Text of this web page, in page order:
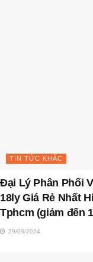
TIN TỨC KHÁC
Đại Lý Phân Phối
18ly Giá Rẻ Nhất
Tphcm (giảm đến
29/03/2024